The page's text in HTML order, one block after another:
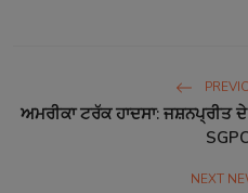
ਅਮਰੀਕਾ ਟਰੱਕ ਹਾਦਸਾ: ਜਸ਼ਨਪ੍ਰੀਤ
NEXT